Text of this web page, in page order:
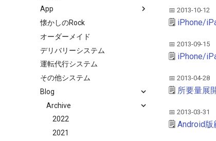
App
Android
Androidアプリ
顧客予約実績
iPhone/iPad
iOSアプリ
シフト表
マイPOS顧客
評価シート
レシピ原価計算
顧客予約実績
タイムレコーダー
懐かしのRock
オーダーメイド
デリバリーシステム
運転代行システム
その他システム
Blog
Archive
2022
2021
📅 2013-10-12
🗒️ iPhone/
📅 2013-09-15
🗒️ iPhone/
📅 2013-04-28
🗒️ 所要量展
📅 2013-03-31
🗒️ Android